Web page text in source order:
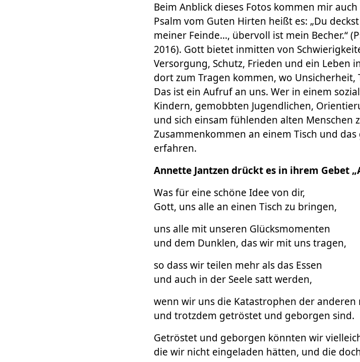
Beim Anblick dieses Fotos kommen mir
Psalm vom Guten Hirten heißt es: „Du
meiner Feinde…, übervoll ist mein Becher.“
2016). Gott bietet inmitten von
Versorgung, Schutz, Frieden und ein Leben
dort zum Tragen kommen, wo
Das ist ein Aufruf an uns. Wer in einem
Kindern, gemobbten Jugendlichen,
und sich einsam fühlenden alten Menschen
Zusammenkommen an einem Tisch und das
erfahren.
Annette Jantzen drückt es in ihrem Gebet
Was für eine schöne Idee von dir,
Gott, uns alle an einen Tisch zu bringen,
uns alle mit unseren Glücksmomenten
und dem Dunklen, das wir mit uns tragen,
so dass wir teilen mehr als das Essen
und auch in der Seele satt werden,
wenn wir uns die Katastrophen der
und trotzdem getröstet und geborgen sind.
Getröstet und geborgen könnten wir
die wir nicht eingeladen hätten, und die